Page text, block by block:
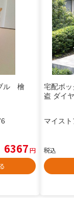
ブル 檜
6367円
宅配ボ
盗 ダイ
マイスト
税込